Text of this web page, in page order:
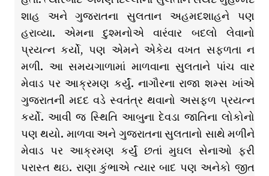
શાહ અને ગુજરાતના સુલતાન અહમદશાહને પણ
હરાવ્યા. એમના દુશ્મનોએ વારંવાર બદલો લેવાનો
પ્રયત્ન કર્યો, પણ એમને એકેય વખત સફળતા ન
મળી. આ સમયગાળામાં માળવાના સુલતાને પાંચ વાર
મેવાડ પર આક્રમણ કર્યું. નાગૌરના રાજા શમ્સ ખાંએ
ગુજરાતની મદદ વડે સ્વતંત્ર થવાનો અસફળ પ્રયત્ન
કર્યો. આવી જ સ્થિતિ આબુના દેવડા જાતિના લોકોનો
પણ થયો. માળવા અને ગુજરાતના સુલતાનો સાથે મળીને
મેવાડ પર આક્રમણ કર્યું છતાં મુઘલ સેનાઓ ફરી
પરાસ્ત થઇ. રાણા કુંભાએ ત્યાર બાદ પણ અનેકો જીત